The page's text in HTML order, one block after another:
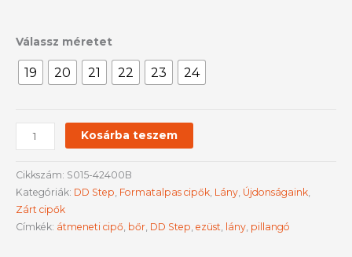
Válassz méretet
19 20 21 22 23 24
Kosárba teszem
Cikkszám: S015-42400B
Kategóriák: DD Step Formatalpas cipők Lány Újdonságaink
Zárt cipők
Címkék: átmeneti cipő bőr DD Step ezüst lány pillangó